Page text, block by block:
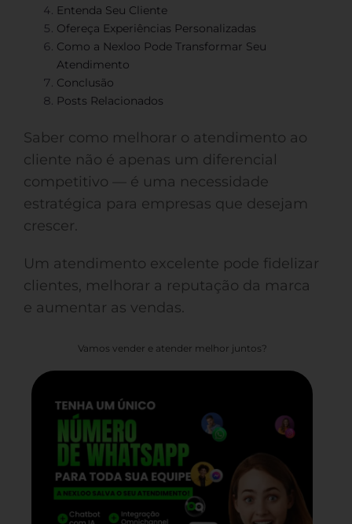
Entenda Seu Cliente
Ofereça Experiências Personalizadas
Como a Nexloo Pode Transformar Seu
Atendimento
Conclusão
Posts Relacionados
Saber como melhorar o atendimento ao
cliente não é apenas um diferencial
competitivo — é uma necessidade
estratégica para empresas que desejam
crescer.
Um atendimento excelente pode fidelizar
clientes, melhorar a reputação da marca
e aumentar as vendas.
Vamos vender e atender melhor juntos?